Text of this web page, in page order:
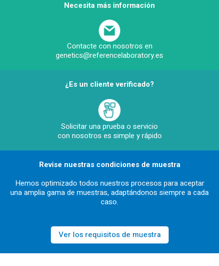
Necesita más información
Contacte con nosotros en
genetics@referencelaboratory.es
¿Es un cliente verificado?
Solicitar una prueba o servicio
con nosotros es simple y rápido
Revise nuestras condiciones de muestra
Hemos optimizado todos nuestros procesos para aceptar
una amplia gama de muestras, adaptándonos siempre a cada
caso.
Ver los requisitos de muestra